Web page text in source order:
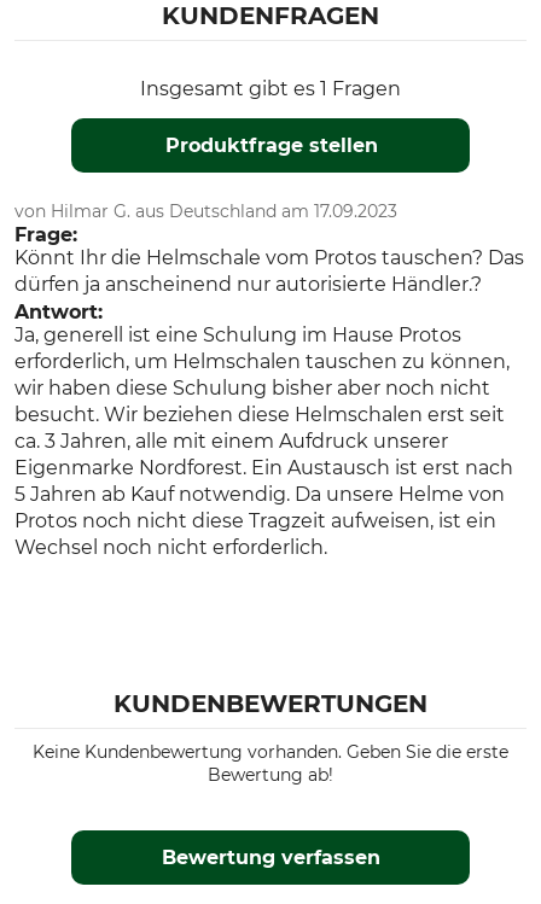
KUNDENFRAGEN
Insgesamt gibt es 1 Fragen
Produktfrage stellen
von Hilmar G. aus Deutschland am 17.09.2023
Frage:
Könnt Ihr die Helmschale vom Protos tauschen? Das
dürfen ja anscheinend nur autorisierte Händler.?
Antwort:
Ja, generell ist eine Schulung im Hause Protos
erforderlich, um Helmschalen tauschen zu können,
wir haben diese Schulung bisher aber noch nicht
besucht. Wir beziehen diese Helmschalen erst seit
ca. 3 Jahren, alle mit einem Aufdruck unserer
Eigenmarke Nordforest. Ein Austausch ist erst nach
5 Jahren ab Kauf notwendig. Da unsere Helme von
Protos noch nicht diese Tragzeit aufweisen, ist ein
Wechsel noch nicht erforderlich.
KUNDENBEWERTUNGEN
Keine Kundenbewertung vorhanden. Geben Sie die erste
Bewertung ab!
Bewertung verfassen